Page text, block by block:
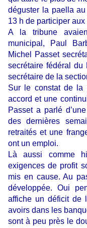
déguster la paella
13 h de participer
A la tribune
municipal, Paul
Michel Passet
secrétaire fédéral
secrétaire de la
Sur le constat de la
accord et une
Passet a parlé
des dernières
retraités et une
ont un emploi.
Là aussi comme
exigences de profit
mis en cause. Au
développée. Oui
affiche un déficit de
avoirs dans les
sont à peu près le